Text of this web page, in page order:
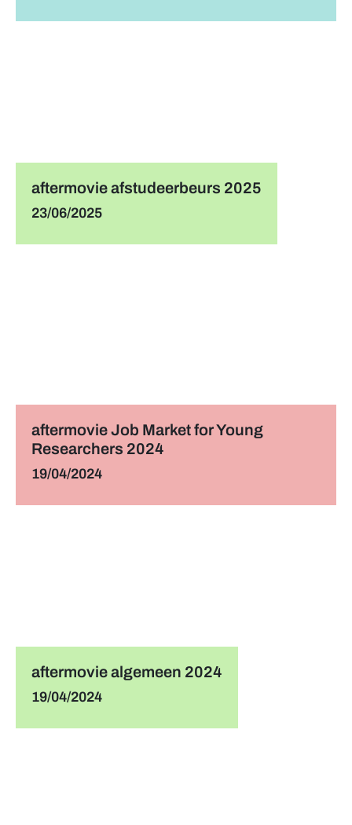
aftermovie afstudeerbeurs 2025
23/06/2025
aftermovie Job Market for Young
Researchers 2024
19/04/2024
aftermovie algemeen 2024
19/04/2024